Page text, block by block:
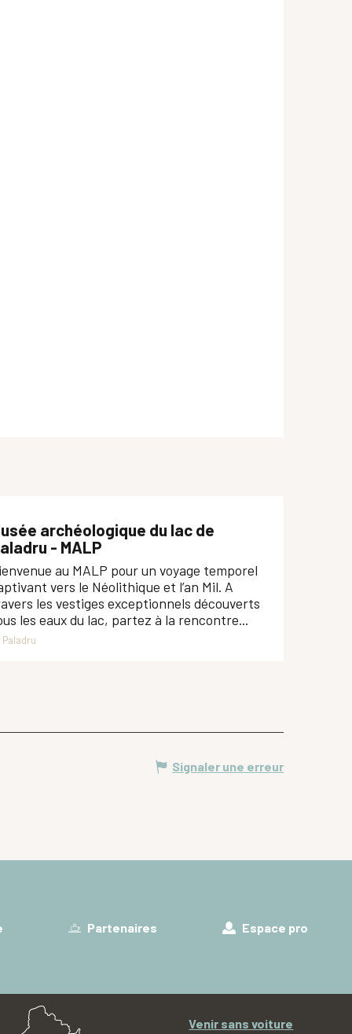
archéologique du lac de
- MALP
au MALP pour un voyage temporel
vers le Néolithique et l’an Mil. A
les vestiges exceptionnels découverts
les eaux du lac, partez à la rencontre...
Paladru
Signaler une erreur
Partenaires Espace pro
Venir sans voiture